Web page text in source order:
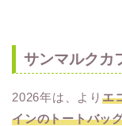
サンマルクカ
2026年は、より エ
インのトートバッ